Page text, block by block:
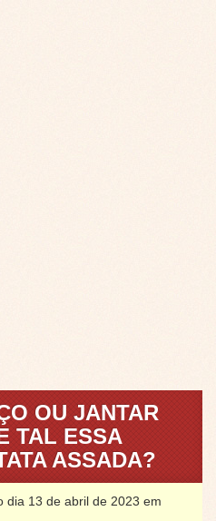
OU JANTAR
TAL ESSA
ASSADA?
dia 13 de abril de 2023 em